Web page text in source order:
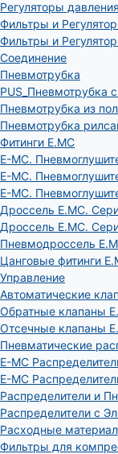
Регуляторы
Фильтры и
Фильтры и
Соединение
Пневмотрубка
PUS_Пневмотрубка
Пневмотрубка из
Пневмотрубка
Фитинги E.MC
E-MC.
E-MC.
E-MC.
Дроссель E.MC.
Дроссель E.MC.
Пневмодроссель
Цанговые фитинги
Управление
Автоматические
Обратные клапаны
Отсечные клапаны
Пневматические
E-MC
E-MC
Распределители и
Распределители с
Расходные
Фильтры для